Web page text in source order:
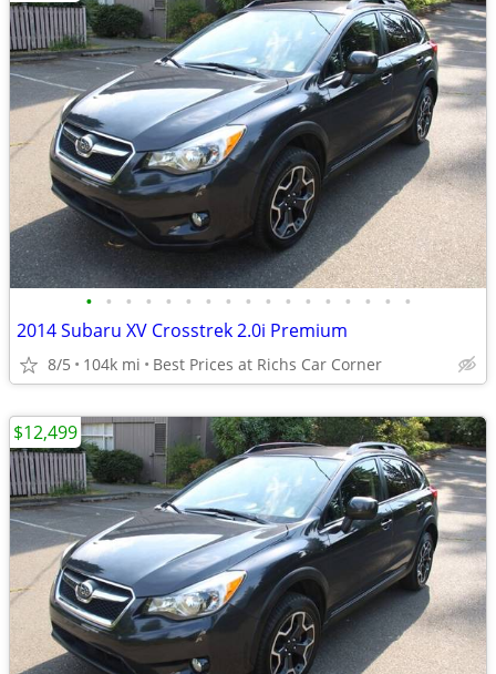
• • • • • • • • • • • • • • • • •
2014 Subaru XV Crosstrek 2.0i Premium
8/5 104k mi Best Prices at Richs Car Corner
$12,499